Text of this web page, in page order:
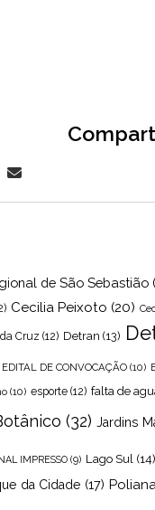
de São Sebastião
Cecilia Peixoto (20)
Cruz (12) Detran (13)
EDITAL DE CONVOCAÇÃO (10)
(10) esporte (12) falta de
(32) Jardins
IMPRESSO (9) Lago Sul (14)
da Cidade (17)